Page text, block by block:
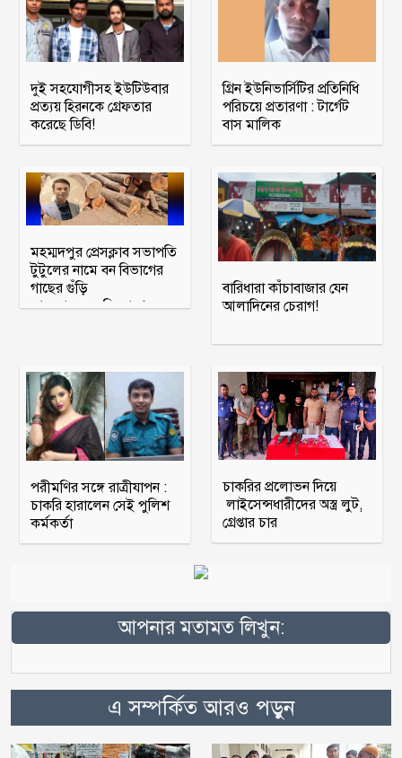
দুই সহযোগীসহ ইউটিউবার
প্রত্যয় হিরনকে গ্রেফতার
করেছে ডিবি!
গ্রিন ইউনিভার্সিটির প্রতিনিধি
পরিচয়ে প্রতারণা : টার্গেট
বাস মালিক
মহম্মদপুর প্রেসক্লাব সভাপতি
টুটুলের নামে বন বিভাগের
গাছের গুঁড়ি
আত্মসাতের অভিযোগে
বারিধারা কাঁচাবাজার যেন
আলাদিনের চেরাগ!
পরীমণির সঙ্গে রাত্রীযাপন :
চাকরি হারালেন সেই পুলিশ
কর্মকর্তা
চাকরির প্রলোভন দিয়ে
লাইসেন্সধারীদের অস্ত্র লুট,
গ্রেপ্তার চার
আপনার মতামত লিখুন:
এ সম্পর্কিত আরও পড়ুন